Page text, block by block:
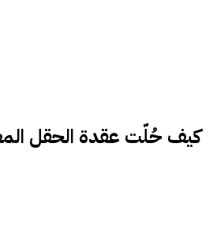
كيف حُلّت عقدة الحقل